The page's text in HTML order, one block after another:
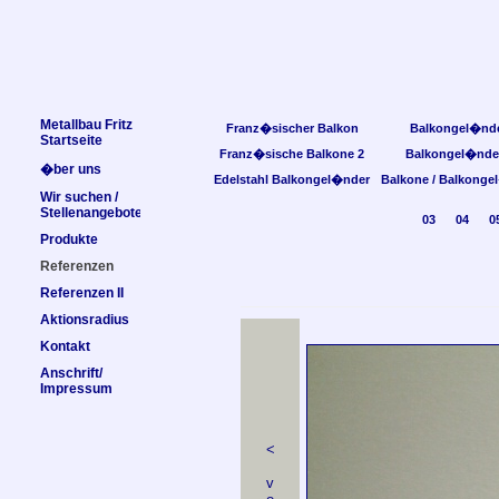
<
v
Franz�sischer Balkon
Franz�sische Balkone 2
Edelstahl Balkongel�nder
Balkone /
03 04
Metallbau Fritz
Startseite
�ber uns
Wir suchen /
Stellenangebote
Produkte
Referenzen
Referenzen II
Aktionsradius
Kontakt
Anschrift/
Impressum